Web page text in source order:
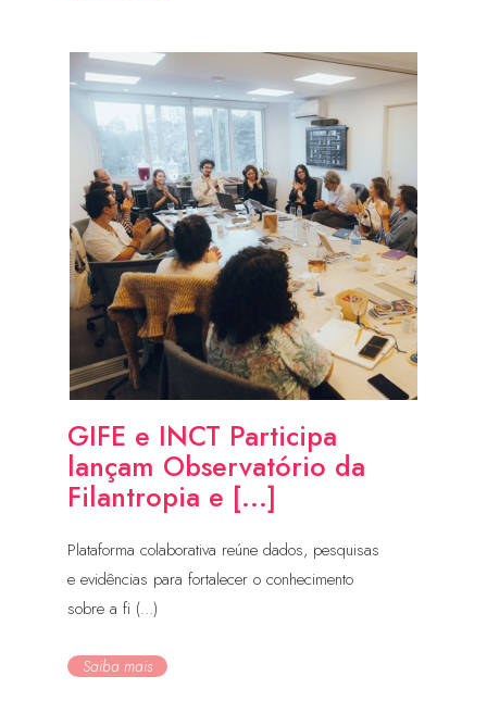
GIFE e INCT Participa
lançam Observatório da
Filantropia e [...]
Plataforma colaborativa reúne dados, pesquisas
e evidências para fortalecer o conhecimento
sobre a fi (...)
Saiba mais